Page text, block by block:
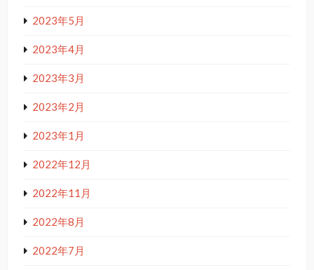
2023年5月
2023年4月
2023年3月
2023年2月
2023年1月
2022年12月
2022年11月
2022年8月
2022年7月